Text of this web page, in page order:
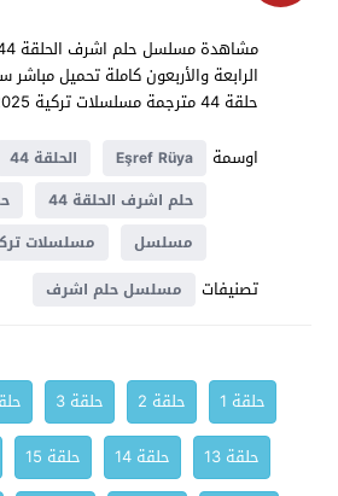
حلقة 44 مترجمة مسلسلات تركية 2025 حصرياً على موقع
اوسمة
Eşref Rüya الحلقة 44
حلم اشرف الحلقة 44
مسلسل
مسلسلات تركية
تصنيفات مسلسل حلم اشرف
حلقة 1 حلقة 2 حلقة 3
حلقة 13
حلقة 14 حلقة 15